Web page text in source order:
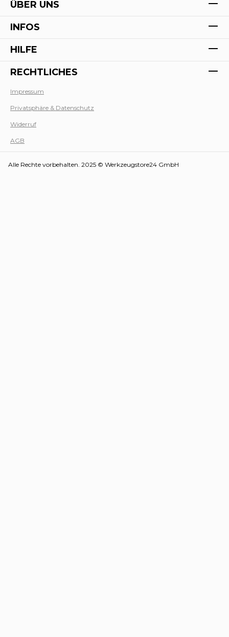
ÜBER UNS
INFOS
HILFE
RECHTLICHES
Impressum
Privatsphäre & Datenschutz
Widerruf
AGB
Alle Rechte vorbehalten. 2025 © Werkzeugstore24 GmbH